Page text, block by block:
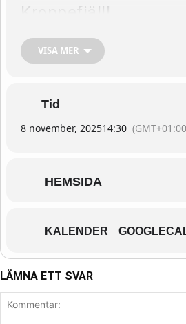
Kroppefjäll!
Efter loppet kan ni
bastun, ta ett
och sedan somna
Kroppefjäll B&B.
Vågar du?
VISA MER
Tid
8 november, 202514:30
HEMSIDA
KALENDER
LÄMNA ETT SVAR